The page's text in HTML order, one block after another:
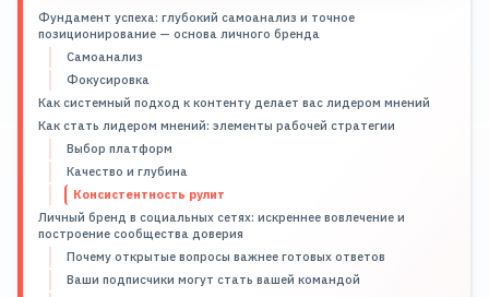
Фундамент успеха: глубокий самоанализ и точное
позиционирование — основа личного бренда
Самоанализ
Фокусировка
Как системный подход к контенту делает вас лидером мнений
Как стать лидером мнений: элементы рабочей стратегии
Выбор платформ
Качество и глубина
Консистентность рулит
Личный бренд в социальных сетях: искреннее вовлечение и
построение сообщества доверия
Почему открытые вопросы важнее готовых ответов
Ваши подписчики могут стать вашей командой